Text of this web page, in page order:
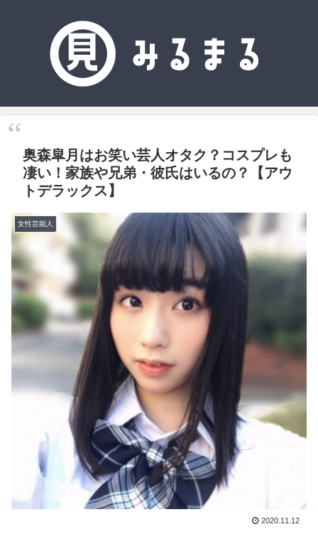
奥森皐月はお笑い芸人オタク？コスプレも
凄い！家族や兄弟・彼氏はいるの？【アウ
トデラックス】
女性芸能人
2020.11.12